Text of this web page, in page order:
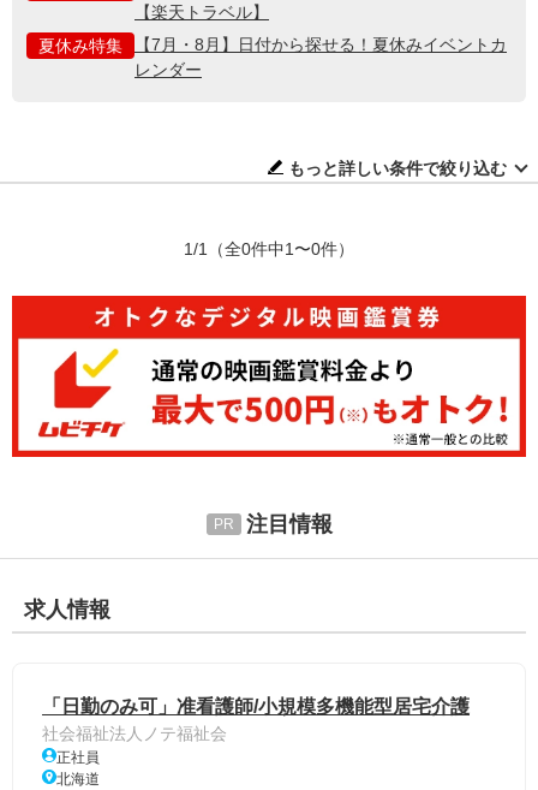
【楽天トラベル】
夏休み特集
【7月・8月】日付から探せる！夏休みイベントカ
レンダー
もっと詳しい条件で絞り込む
1/1 （全0件中1〜0件）
注目情報
求人情報
「日勤のみ可」准看護師/小規模多機能型居宅介護
社会福祉法人ノテ福祉会
正社員
北海道